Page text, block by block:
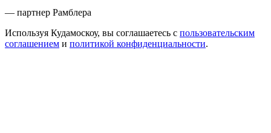
— партнер Рамблера
Используя Кудамоскоу, вы соглашаетесь с пользовательским
соглашением и политикой конфиденциальности.